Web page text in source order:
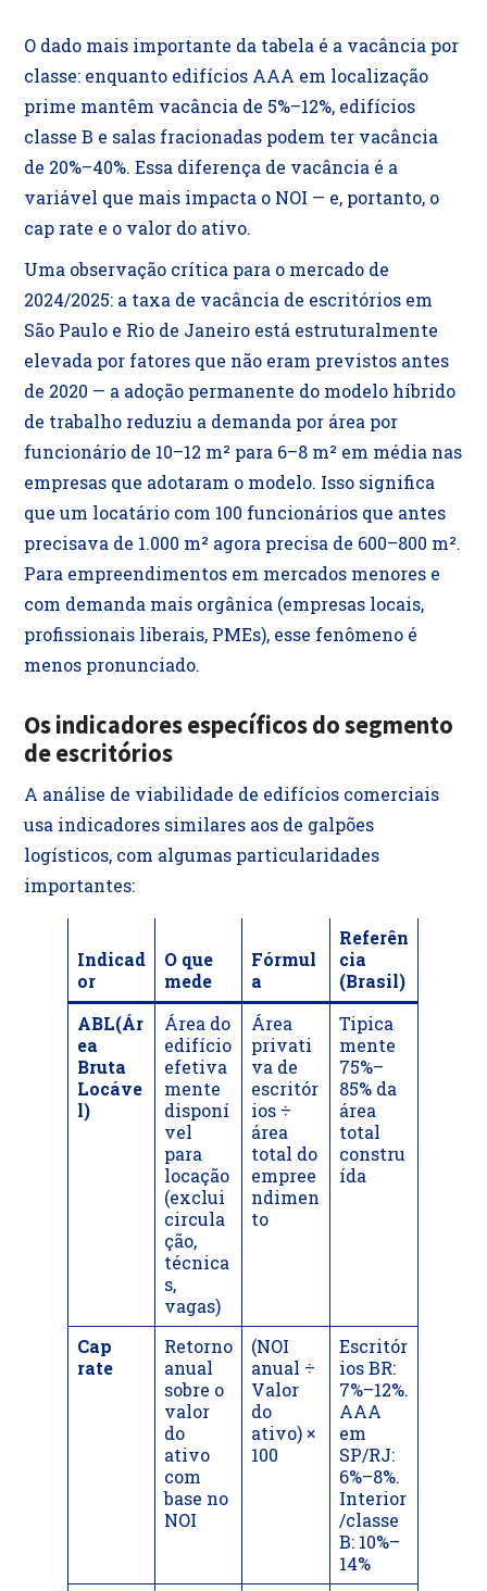
O dado mais importante da tabela é a vacância por
classe: enquanto edifícios AAA em localização
prime mantêm vacância de 5%–12%, edifícios
classe B e salas fracionadas podem ter vacância
de 20%–40%. Essa diferença de vacância é a
variável que mais impacta o NOI — e, portanto, o
cap rate e o valor do ativo.
Uma observação crítica para o mercado de
2024/2025: a taxa de vacância de escritórios em
São Paulo e Rio de Janeiro está estruturalmente
elevada por fatores que não eram previstos antes
de 2020 — a adoção permanente do modelo híbrido
de trabalho reduziu a demanda por área por
funcionário de 10–12 m² para 6–8 m² em média nas
empresas que adotaram o modelo. Isso significa
que um locatário com 100 funcionários que antes
precisava de 1.000 m² agora precisa de 600–800 m².
Para empreendimentos em mercados menores e
com demanda mais orgânica (empresas locais,
profissionais liberais, PMEs), esse fenômeno é
menos pronunciado.
Os indicadores específicos do segmento
de escritórios
A análise de viabilidade de edifícios comerciais
usa indicadores similares aos de galpões
logísticos, com algumas particularidades
importantes:
Indicad
or
O que
mede
Fórmul
a
Referên
cia
(Brasil)
ABL(Ár
ea
Bruta
Locáve
l)
Área do
edifício
efetiva
mente
disponí
vel
para
locação
(exclui
circula
ção,
técnica
s,
vagas)
Área
privati
va de
escritór
ios ÷
área
total do
empree
ndimen
to
Tipica
mente
75%–
85% da
área
total
constru
ída
Cap
rate
Retorno
anual
sobre o
valor
do
ativo
com
base no
NOI
(NOI
anual ÷
Valor
do
ativo) ×
100
Escritór
ios BR:
7%–12%.
AAA
em
SP/RJ:
6%–8%.
Interior
/classe
B: 10%–
14%